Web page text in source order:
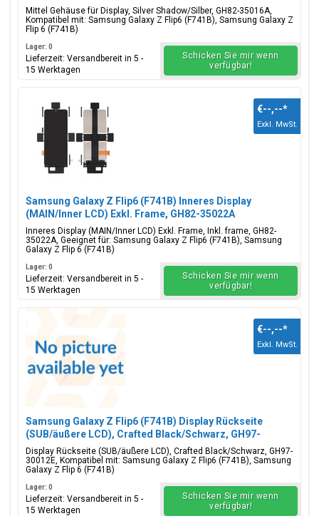
Mittel Gehäuse für Display, Silver Shadow/Silber, GH82-35016A,
Kompatibel mit: Samsung Galaxy Z Flip6 (F741B), Samsung Galaxy Z
Flip 6 (F741B)
Lager: 0
Lieferzeit: Versandbereit in 5 -
15 Werktagen
Schicken Sie mir wenn
verfügbar!
Samsung Galaxy Z Flip6 (F741B) Inneres Display
(MAIN/Inner LCD) Exkl. Frame, GH82-35022A
Inneres Display (MAIN/Inner LCD) Exkl. Frame, Inkl. frame, GH82-
35022A, Geeignet für: Samsung Galaxy Z Flip6 (F741B), Samsung
Galaxy Z Flip 6 (F741B)
€--,--*
Exkl. MwSt.
Lager: 0
Lieferzeit: Versandbereit in 5 -
15 Werktagen
Schicken Sie mir wenn
verfügbar!
Samsung Galaxy Z Flip6 (F741B) Display Rückseite
(SUB/äußere LCD), Crafted Black/Schwarz, GH97-
30012E
Display Rückseite (SUB/äußere LCD), Crafted Black/Schwarz, GH97-
30012E, Kompatibel mit: Samsung Galaxy Z Flip6 (F741B), Samsung
Galaxy Z Flip 6 (F741B)
€--,--*
Exkl. MwSt.
Lager: 0
Lieferzeit: Versandbereit in 5 -
15 Werktagen
Schicken Sie mir wenn
verfügbar!